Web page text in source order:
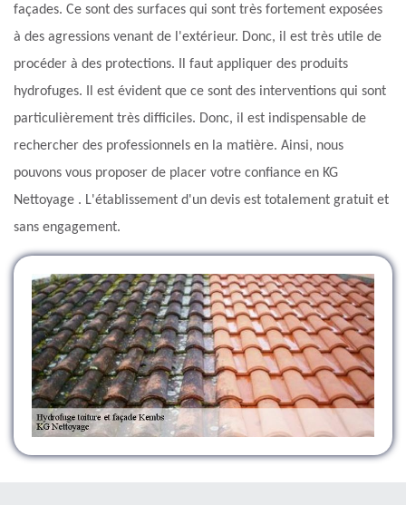
façades. Ce sont des surfaces qui sont très fortement exposées
à des agressions venant de l'extérieur. Donc, il est très utile de
procéder à des protections. Il faut appliquer des produits
hydrofuges. Il est évident que ce sont des interventions qui sont
particulièrement très difficiles. Donc, il est indispensable de
rechercher des professionnels en la matière. Ainsi, nous
pouvons vous proposer de placer votre confiance en KG
Nettoyage . L'établissement d'un devis est totalement gratuit et
sans engagement.